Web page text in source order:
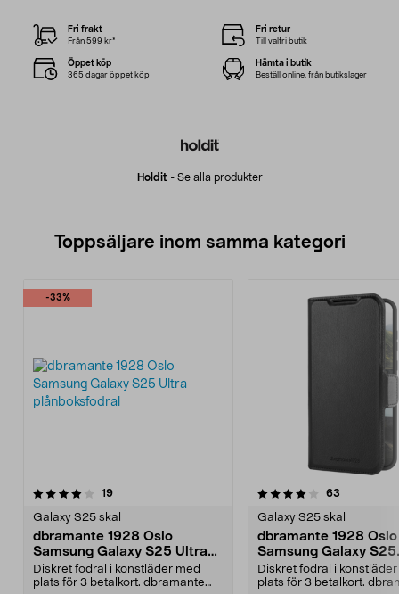
Holdit - Se alla produkter
Fri frakt
Från 599 kr*
Fri retur
Till valfri butik
Öppet köp
365 dagar öppet köp
Hämta i butik
Beställ online, från butikslager
Toppsäljare inom samma kategori
-33%
19recensioner
Galaxy S25 skal
dbramante 1928 Oslo
Samsung Galaxy S25 Ultra
plånboksfodral
Diskret fodral i konstläder med
plats för 3 betalkort. dbramante
4.0 av 5 stjärnor 63
Galaxy S25 skal
dbramante 1928 Oslo
Samsung Galaxy S25
plånboksfodral
Diskret fodral i
plats för 3 betalkort.
0.0 av 5 stjärnor